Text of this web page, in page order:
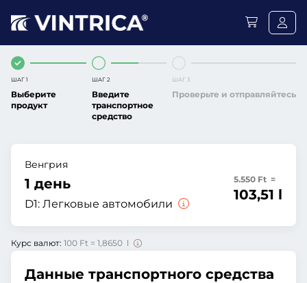
ШАГ 1
Выберите
продукт
ШАГ 2
Введите
транспортное
средство
ШАГ 3
Проверьте и отправляйтесь
Венгрия
1 день
D1: Легковые автомобили
5.550 Ft =
103,51 l
Курс валют: 100 Ft = 1,8650 l
Данные транспортного средства